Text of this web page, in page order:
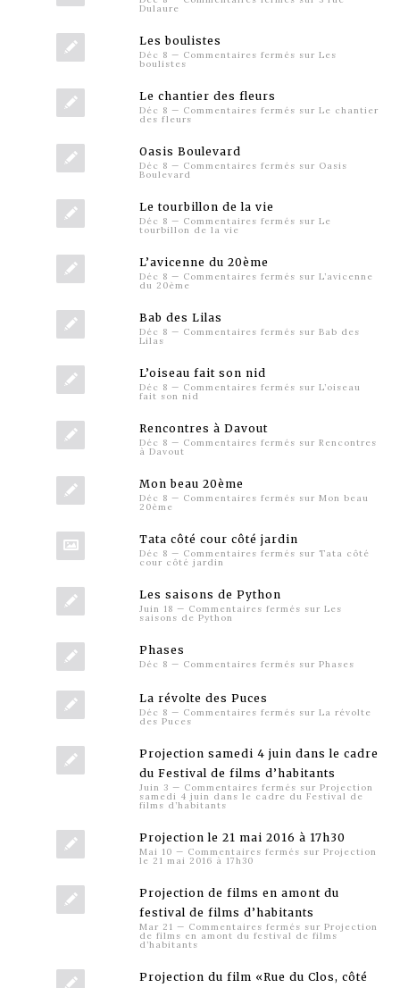
Dulaure
Les boulistes
Déc 8 — Commentaires fermés sur Les
boulistes
Le chantier des fleurs
Déc 8 — Commentaires fermés sur Le chantier
des fleurs
Oasis Boulevard
Déc 8 — Commentaires fermés sur Oasis
Boulevard
Le tourbillon de la vie
Déc 8 — Commentaires fermés sur Le
tourbillon de la vie
L’avicenne du 20ème
Déc 8 — Commentaires fermés sur L’avicenne
du 20ème
Bab des Lilas
Déc 8 — Commentaires fermés sur Bab des
Lilas
L’oiseau fait son nid
Déc 8 — Commentaires fermés sur L’oiseau
fait son nid
Rencontres à Davout
Déc 8 — Commentaires fermés sur Rencontres
à Davout
Mon beau 20ème
Déc 8 — Commentaires fermés sur Mon beau
20ème
Tata côté cour côté jardin
Déc 8 — Commentaires fermés sur Tata côté
cour côté jardin
Les saisons de Python
Juin 18 — Commentaires fermés sur Les
saisons de Python
Phases
Déc 8 — Commentaires fermés sur Phases
La révolte des Puces
Déc 8 — Commentaires fermés sur La révolte
des Puces
Projection samedi 4 juin dans le cadre
du Festival de films d’habitants
Juin 3 — Commentaires fermés sur Projection
samedi 4 juin dans le cadre du Festival de
films d’habitants
Projection le 21 mai 2016 à 17h30
Mai 10 — Commentaires fermés sur Projection
le 21 mai 2016 à 17h30
Projection de films en amont du
festival de films d’habitants
Mar 21 — Commentaires fermés sur Projection
de films en amont du festival de films
d’habitants
Projection du film «Rue du Clos, côté